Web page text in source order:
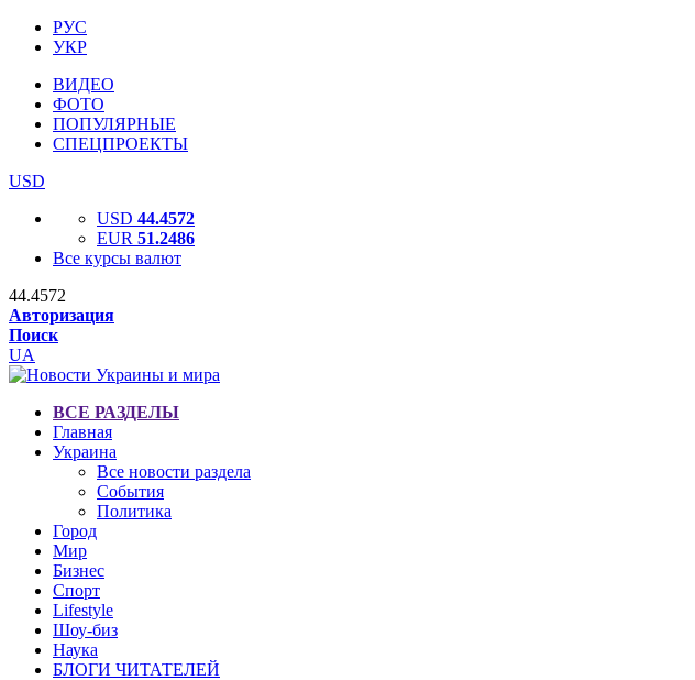
РУС
УКР
ВИДЕО
ФОТО
ПОПУЛЯРНЫЕ
СПЕЦПРОЕКТЫ
USD
USD 44.4572
EUR 51.2486
Все курсы валют
44.4572
Авторизация
Поиск
UA
ВСЕ РАЗДЕЛЫ
Главная
Украина
Все новости раздела
События
Политика
Город
Мир
Бизнес
Спорт
Lifestyle
Шоу-биз
Наука
БЛОГИ ЧИТАТЕЛЕЙ